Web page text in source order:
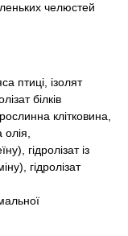
челюстей
птиці, ізолят
білків
клітковина,
гідролізат із
гідролізат